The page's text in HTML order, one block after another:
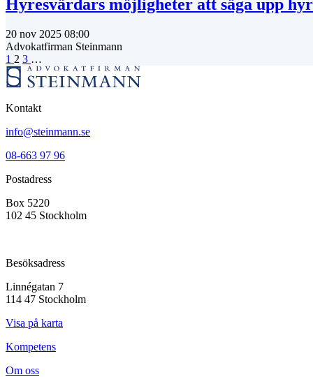
Hyresvärdars möjligheter att säga upp
20 nov 2025 08:00
Advokatfirman Steinmann
1 2 3 …
Kontakt
info@steinmann.se
08-663 97 96
Postadress
Box 5220
102 45 Stockholm
Besöksadress
Linnégatan 7
114 47 Stockholm
Visa på karta
Kompetens
Om oss